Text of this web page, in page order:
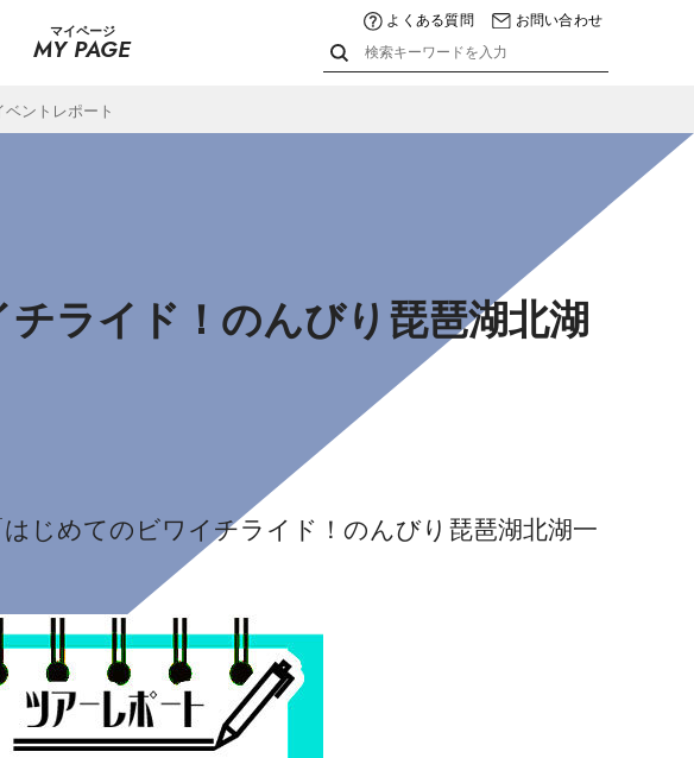
マイページ
MY PAGE
よくある質問 お問い合わせ
ントレポート
ライド！のんびり琵琶湖北湖
じめてのビワイチライド！のんびり琵琶湖北湖一